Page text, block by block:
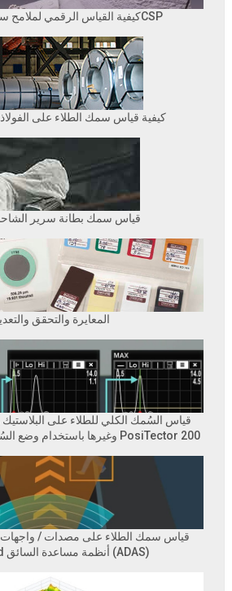
كيفية القياس الرقمي لملامح سطح الخرسانةCSP
كيفية قياس سمك الطلاء على الفولاذ
قياس سمك بطانة سرير
المعايرة والتحقق
قياس السُمك الكلي للطلاء على
وغيرها باستخدام وضع السُمك الأقصى على جهاز PosiTector 200
قياس سمك الطلاء على مصدات / واجهات
Advanced أنظمة مساعدة السائق (ADAS)